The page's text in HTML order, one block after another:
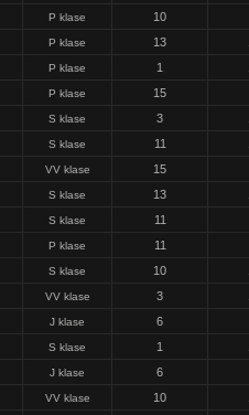
P klase
10
P klase 13
P klase 1
P klase
15
S klase 3
S klase 11
VV klase
15
S klase 13
S klase
11
P klase
11
S klase 10
VV klase 3
J klase
6
S klase 1
J klase
6
VV klase 10